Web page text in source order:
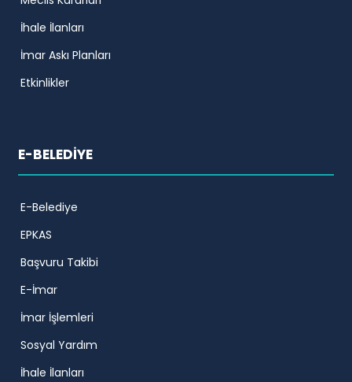
İhale İlanları
İmar Askı Planları
Etkinlikler
E-BELEDİYE
E-Belediye
EPKAS
Başvuru Takibi
E-İmar
İmar İşlemleri
Sosyal Yardım
İhale İlanları